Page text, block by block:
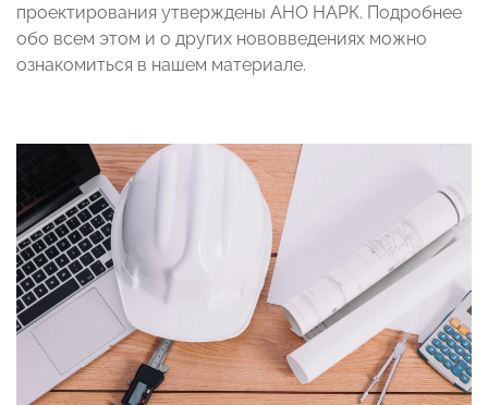
проектирования утверждены АНО НАРК. Подробнее
обо всем этом и о других нововведениях можно
ознакомиться в нашем материале.